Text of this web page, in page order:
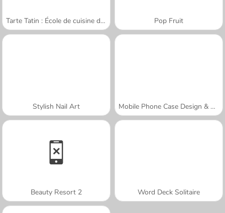
Tarte Tatin : École de cuisine de Sara Pop Fruit
Stylish Nail Art Mobile Phone Case Design & DIY
Beauty Resort 2 Word Deck Solitaire